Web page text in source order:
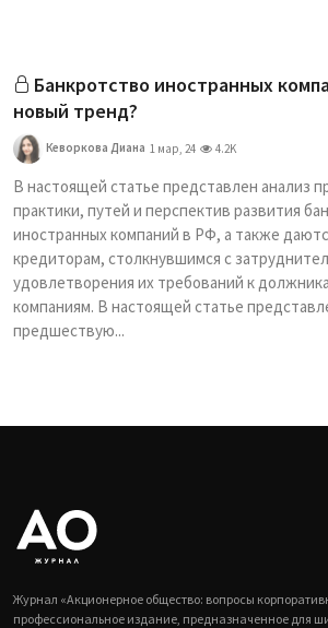
Банкротство иностранных
новый тренд?
Кеворкова Диана 1 мар, 24 4.2K
В настоящей статье представлен анализ
практики, путей и перспектив развития
иностранных компаний в РФ, а также
кредиторам, столкнувшимся с
удовлетворения их требований к
компаниям. В настоящей статье
предшествую...
Журнал «Акционерное общество: вопросы
профессиональное издание, предназначенное для